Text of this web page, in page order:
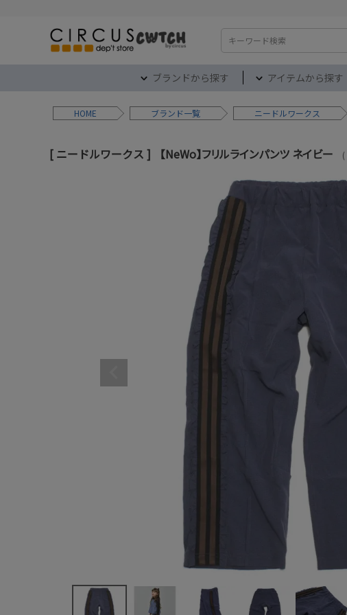
検索
ブランドから探す アイテムから探す
HOME ブランド ニードルワークス
ニードルワークス 【NeWo】フリルラインパンツ ネイビー